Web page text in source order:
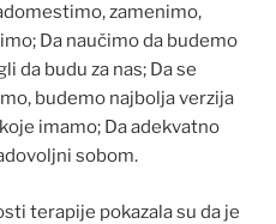
zamenimo,
Da naučimo da budemo
da budu za nas; Da se
budemo najbolja verzija
imamo; Da adekvatno
sobom.
terapije pokazala su da je